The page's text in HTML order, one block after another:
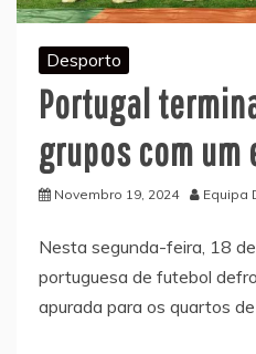
Desporto
Portugal
grupos com um
Novembro 19, 2024 Equipa
Nesta segunda-feira, 18
portuguesa de futebol
apurada para os quartos